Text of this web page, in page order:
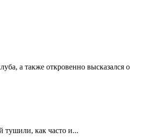
а также откровенно высказался о
как часто и...